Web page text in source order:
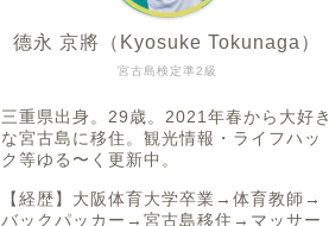
宮古島検定準2級
德永 京將（Kyosuke Tokunaga）
三重県出身。29歳。2021年春から大好き
な宮古島に移住。観光情報・ライフハッ
ク等ゆる〜く更新中。
【経歴】大阪体育大学卒業→体育教師→
バックパッカー→宮古島移住→マッサー